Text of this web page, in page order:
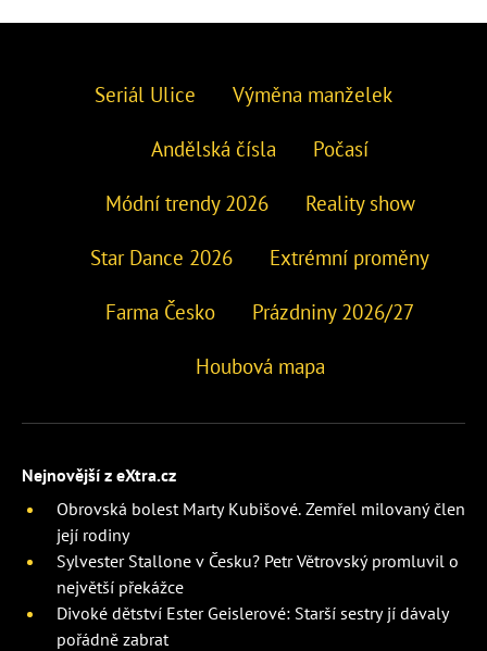
Seriál Ulice Výměna manželek
Andělská čísla Počasí
Módní trendy 2026 Reality show
Star Dance 2026 Extrémní proměny
Farma Česko Prázdniny 2026/27
Houbová mapa
Nejnovější z eXtra.cz
Obrovská bolest Marty Kubišové. Zemřel milovaný člen
její rodiny
Sylvester Stallone v Česku? Petr Větrovský promluvil o
největší překážce
Divoké dětství Ester Geislerové: Starší sestry jí dávaly
pořádně zabrat